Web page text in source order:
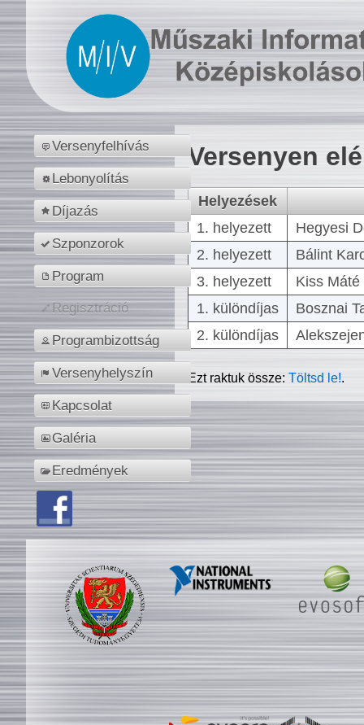
Versenyfelhívás
Lebonyolítás
Díjazás
Szponzorok
Program
Regisztráció
Programbizottság
Versenyhelyszín
Kapcsolat
Galéria
Eredmények
Versenyen
Helyezések
1. helyezett
Hegyesi
2. helyezett
Bálint
3. helyezett
Kiss
1. különdíjas
Bosznai
2. különdíjas
Ezt raktuk össze:Töltsd le!.